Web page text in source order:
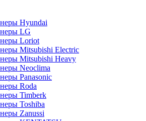
Hyundai
LG
Loriot
Mitsubishi Electric
Mitsubishi Heavy
Neoclima
Panasonic
Roda
Timberk
Toshiba
Zanussi